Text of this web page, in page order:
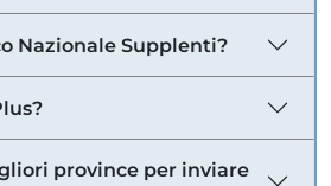
Nazionale Supplenti?
province per inviare